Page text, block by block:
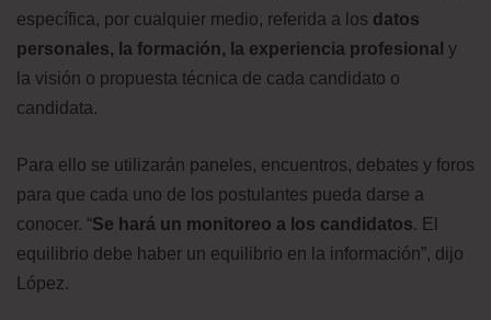
específica, por cualquier medio, referida a los datos
personales, la formación, la experiencia profesional y
la visión o propuesta técnica de cada candidato o
candidata.
Para ello se utilizarán paneles, encuentros, debates y foros
para que cada uno de los postulantes pueda darse a
conocer. “Se hará un monitoreo a los candidatos. El
equilibrio debe haber un equilibrio en la información”, dijo
López.